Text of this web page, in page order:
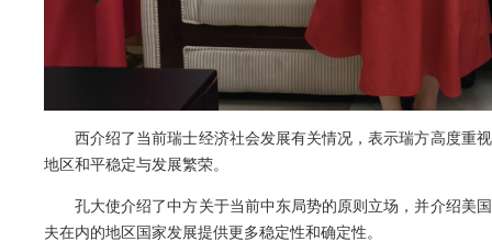
西介绍了当前瑞士经济社会发展有关情况，表示瑞方高度重
地区和平稳定与发展繁荣。
孔大使介绍了中方关于当前中东局势的原则立场，并介绍美
夫在内的地区国家发展提供更多稳定性和确定性。